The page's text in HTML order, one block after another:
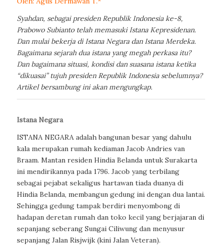
Syahdan, sebagai presiden Republik Indonesia ke-8,
Prabowo Subianto telah memasuki Istana Kepresidenan.
Dan mulai bekerja di Istana Negara dan Istana Merdeka.
Bagaimana sejarah dua istana yang megah perkasa itu?
Dan bagaimana situasi, kondisi dan suasana istana ketika
“dikuasai” tujuh presiden Republik Indonesia sebelumnya?
Artikel bersambung ini akan mengungkap.
Istana Negara
ISTANA NEGARA adalah bangunan besar yang dahulu
kala merupakan rumah kediaman Jacob Andries van
Braam. Mantan residen Hindia Belanda untuk Surakarta
ini mendirikannya pada 1796. Jacob yang terbilang
sebagai pejabat sekaligus hartawan tiada duanya di
Hindia Belanda, membangun gedung ini dengan dua lantai.
Sehingga gedung tampak berdiri menyombong di
hadapan deretan rumah dan toko kecil yang berjajaran di
sepanjang seberang Sungai Ciliwung dan menyusur
sepanjang Jalan Risjwijk (kini Jalan Veteran).